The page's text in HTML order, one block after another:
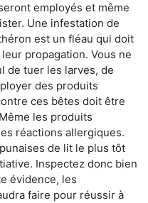
employés et même
Une infestation de
est un fléau qui doit
propagation. Vous ne
de tuer les larves, de
des produits
ces bêtes doit être
les produits
réactions allergiques.
de lit le plus tôt
Inspectez donc bien
évidence, les
faire pour réussir à